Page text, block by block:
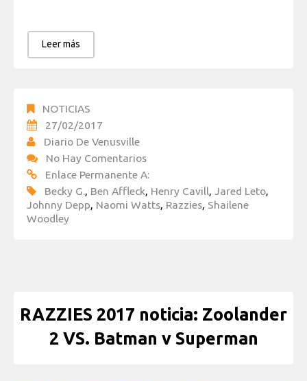
Leer más
NOTICIAS
27/02/2017
Diario De Venusville
No Hay Comentarios
Enlace Permanente A:
Becky G., Ben Affleck, Henry Cavill, Jared Leto,
Johnny Depp, Naomi Watts, Razzies, Shailene
Woodley
RAZZIES 2017 noticia: Zoolander
2 VS. Batman v Superman